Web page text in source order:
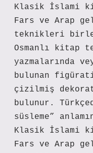
Klasik İslami
Fars ve Arap
teknikleri
Osmanlı kitap
yazmalarında
bulunan
çizilmiş
bulunur.
süsleme”
Klasik İslami
Fars ve Arap